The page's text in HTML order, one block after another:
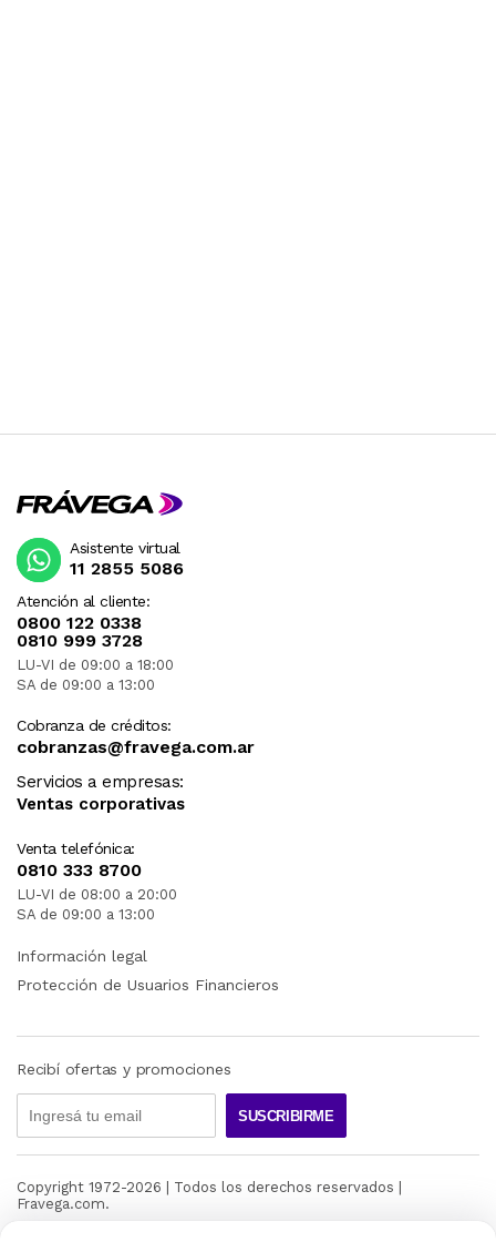
Atención al cliente:
0800 122 0338
0810 999 3728
LU-VI de 09:00 a 18:00
SA de 09:00 a 13:00
Cobranza de créditos:
cobranzas@fravega.com.ar
Servicios a empresas:
Ventas corporativas
Venta telefónica:
0810 333 8700
LU-VI de 08:00 a 20:00
SA de 09:00 a 13:00
Asistente virtual
11 2855 5086
Información legal
Protección de Usuarios Financieros
Recibí ofertas y promociones
SUSCRIBIRME
Copyright 1972-2026 | Todos los derechos reservados |
Fravega.com.